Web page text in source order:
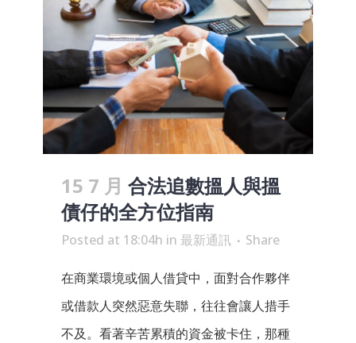
15 7 月 合法追數搵人與搵
債仔的全方位指南
Posted at 18:04h in 最新通訊 Share
在商業環境或個人借貸中，面對合作夥伴
或借款人突然惡意失聯，往往會讓人措手
不及。看著辛苦累積的資金被卡住，那種